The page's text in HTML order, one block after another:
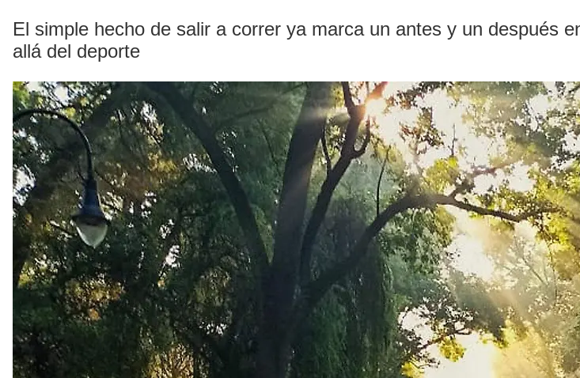
El simple hecho de salir a correr ya marca un antes y un después
allá del deporte